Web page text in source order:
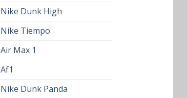
Nike Dunk High
Nike Tiempo
Air Max 1
Af1
Nike Dunk Panda